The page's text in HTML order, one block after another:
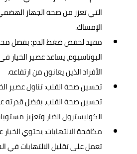
التي تعزز من صحة الجهاز
الإمساك.
مفيد لخفض ضغط الدم: بفضل
البوتاسيوم، يساعد عصير
الأفراد الذين يعانون من ارتفاعه.
تحسين صحة القلب: تناول عصير
تحسين صحة القلب، بفضل قدرته
الكوليسترول الضار وتعزيز
مكافحة الالتهابات: يحتوي
تعمل على تقليل الالتهابات في